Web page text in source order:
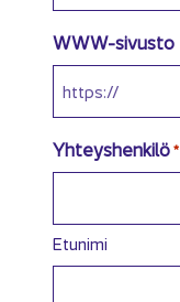
WWW-sivusto
Yh­teys­hen­ki­lö*
Etunimi